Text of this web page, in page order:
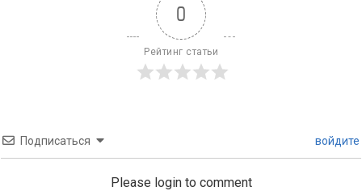
0
Рейтинг статьи
Подписаться войдите
Please login to comment